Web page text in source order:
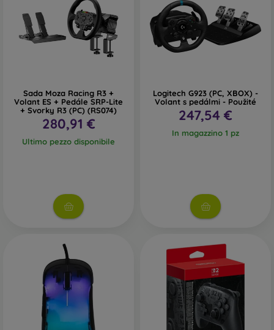
immergerti completamente in ogni gioco e di avere il
massimo controllo sul tuo mondo di gioco. Se non sei sicuro
su come ordinare, non esitare a contattarci. Saremo felici di
Sada Moza Racing R3 +
Volant ES + Pedále SRP-Lite
+ Svorky R3 (PC) (RS074)
280,91 €
Ultimo pezzo disponibile
Logitech G923 (PC, XBOX) -
Volant s pedálmi - Použité
247,54 €
In magazzino 1 pz